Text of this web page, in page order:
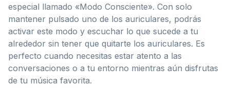
especial llamado «Modo Consciente». Con solo
mantener pulsado uno de los auriculares, podrás
activar este modo y escuchar lo que sucede a tu
alrededor sin tener que quitarte los auriculares. Es
perfecto cuando necesitas estar atento a las
conversaciones o a tu entorno mientras aún disfrutas
de tu música favorita.